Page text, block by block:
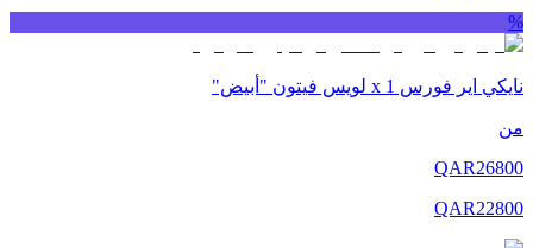
%
نايكي اير فورس 1 x لويس فيتون "أبيض"
من
QAR26800
QAR22800